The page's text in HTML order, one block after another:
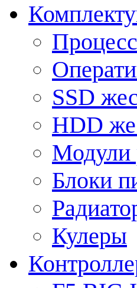
SSD
HDD
Модули
Блоки
Кулеры